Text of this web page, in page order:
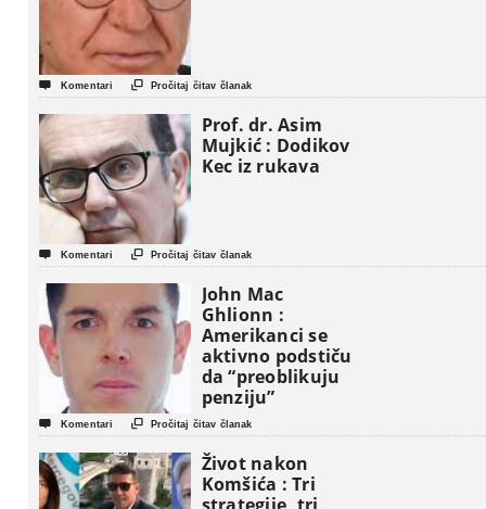
 Komentari  Pročitaj čitav članak
Prof. dr. Asim
Mujkić : Dodikov
Kec iz rukava
 Komentari  Pročitaj čitav članak
John Mac
Ghlionn :
Amerikanci se
aktivno podstiču
da “preoblikuju
penziju”
 Komentari  Pročitaj čitav članak
Život nakon
Komšića : Tri